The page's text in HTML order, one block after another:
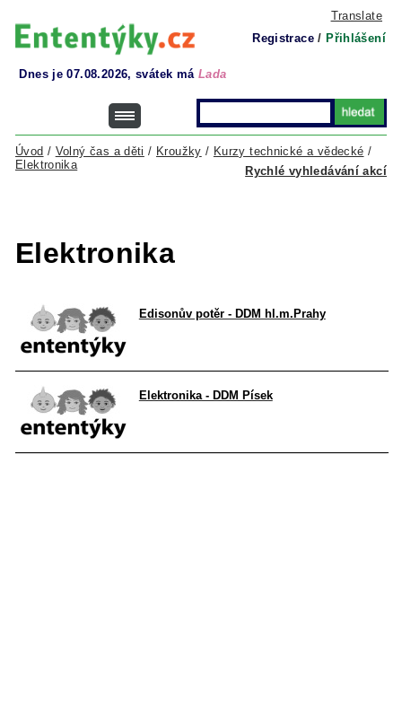
Translate
Registrace / Přihlášení
Dnes je 07.08.2026, svátek má Lada
Rychlé vyhledávání akcí
Úvod / Volný čas a děti / Kroužky / Kurzy technické a vědecké /
Elektronika
Elektronika
Edisonův potěr - DDM hl.m.Prahy
Elektronika - DDM Písek